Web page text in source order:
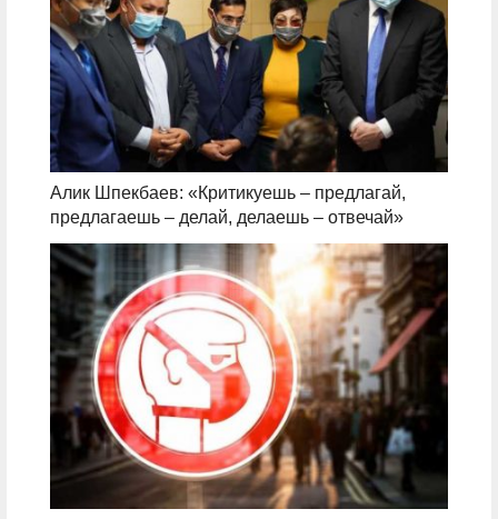
Алик Шпекбаев: «Критикуешь – предлагай,
предлагаешь – делай, делаешь – отвечай»